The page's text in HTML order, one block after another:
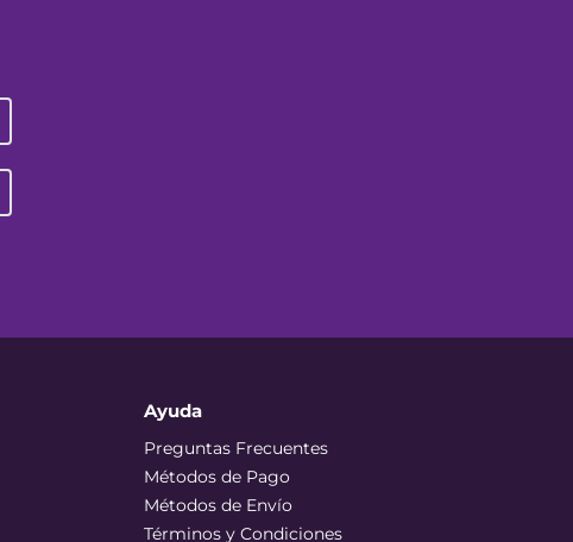
Ayuda
Preguntas Frecuentes
Métodos de Pago
Métodos de Envío
Términos y Condiciones